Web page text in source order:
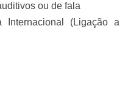
ou de fala
(Ligação a